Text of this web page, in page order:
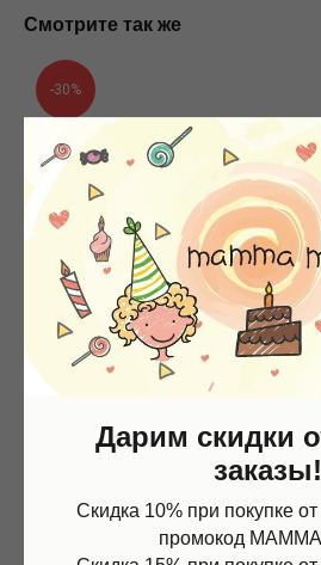
Смотрите так же
-30%
Дарим скидки
заказы!
Скидка 10% при покупке
промокод